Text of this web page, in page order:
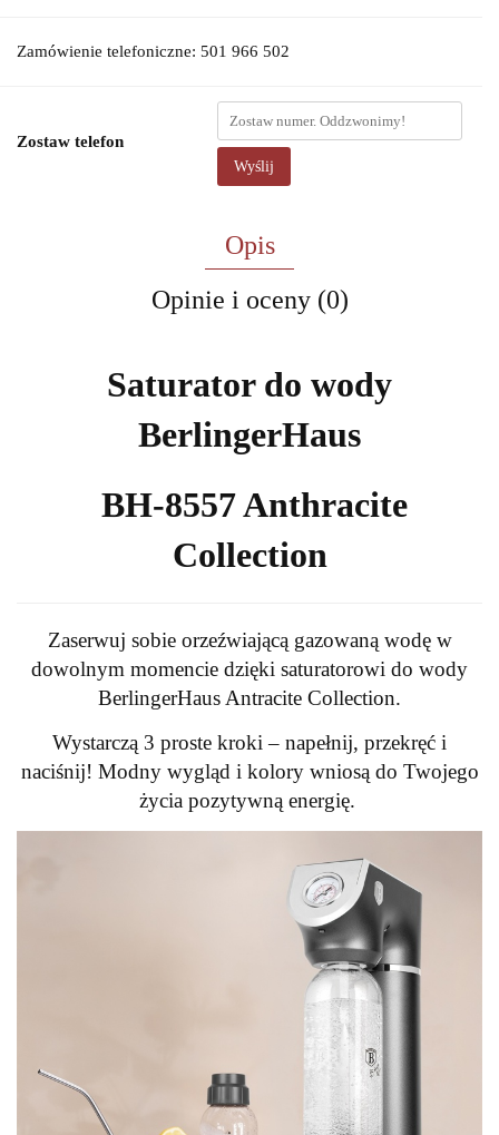
Zamówienie telefoniczne: 501 966 502
Zostaw telefon
Wyślij
Opis
Opinie i oceny (0)
Saturator do wody
BerlingerHaus
BH-8557 Anthracite
Collection
Zaserwuj sobie orzeźwiającą gazowaną wodę w
dowolnym momencie dzięki saturatorowi do wody
BerlingerHaus Antracite Collection.
Wystarczą 3 proste kroki – napełnij, przekręć i
naciśnij! Modny wygląd i kolory wniosą do Twojego
życia pozytywną energię.